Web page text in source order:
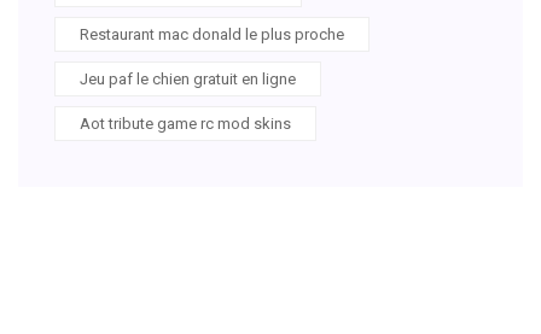
Restaurant mac donald le plus proche
Jeu paf le chien gratuit en ligne
Aot tribute game rc mod skins